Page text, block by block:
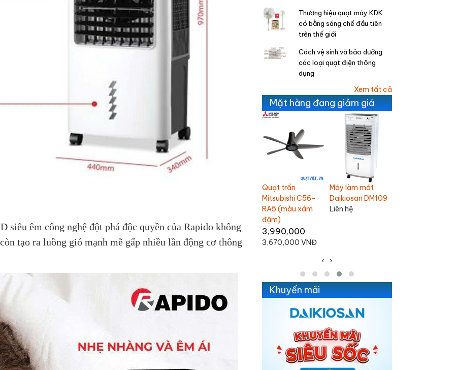
siêu êm công nghệ đột phá độc quyền của Rapido không
tạo ra luồng gió mạnh mẽ gấp nhiều lần động cơ thông
Thương hiệu quạt máy KDK
có bằng sáng chế đầu tiên
trên thế giới
Cách vệ sinh và bảo dưỡng
các loại quạt điện thông
dụng
Xem tất cả
Mặt hàng đang giảm giá
VNĐ 2,885,000 VNĐ
3,990,000
3,670,000 VNĐ
Quạt thổi thảm
Omysu CD-T01
1,800,000
1,690,000 VNĐ
Quạt bàn
Mitsubishi D16-GV
1,200,000
‹ ›
Khuyến mãi